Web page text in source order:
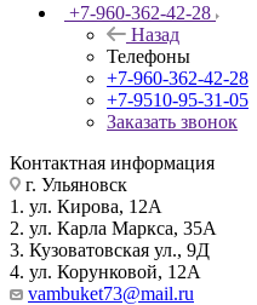
+7-960-362-42-28
Назад
Телефоны
+7-960-362-42-28
+7-9510-95-31-05
Заказать звонок
Контактная информация
г. Ульяновск
1. ул. Кирова, 12А
2. ул. Карла Маркса, 35А
3. Кузоватовская ул., 9Д
4. ул. Корунковой, 12А
vambuket73@mail.ru